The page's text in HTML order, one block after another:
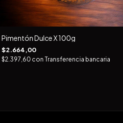
Pimentón Dulce X 100g
$2.664,00
$2.397,60 con Transferencia bancaria